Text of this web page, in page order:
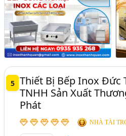
5 Thiết Bị Bếp Inox Đức
TNHH Sản Xuất
Phát
NHÀ TÀI